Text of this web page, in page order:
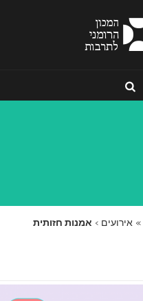
» אירועים › אמנות חזותית